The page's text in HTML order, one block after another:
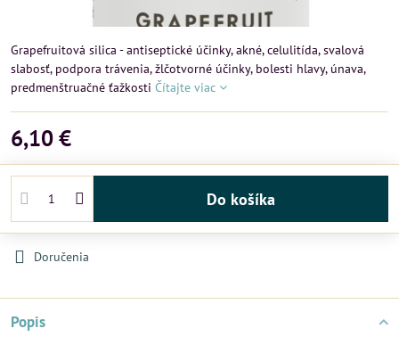
Grapefruitová silica - antiseptické účinky, akné, celulitída, svalová
slabosť, podpora trávenia, žlčotvorné účinky, bolesti hlavy, únava,
predmenštruačné ťažkosti Čítajte viac
6,10 €
Do košíka
Doručenia
Popis